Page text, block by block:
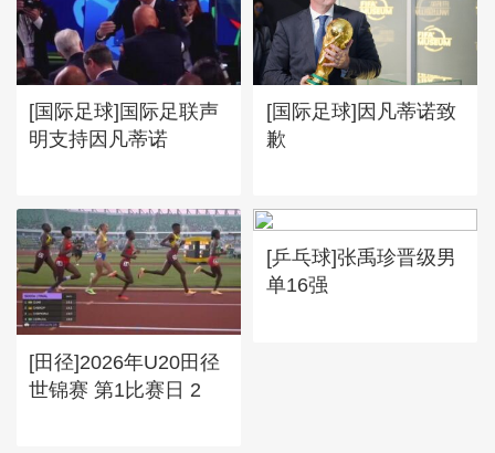
[国际足球]国际足联声
明支持因凡蒂诺
[国际足球]因凡蒂诺致
歉
[田径]2026年U20田径
世锦赛 第1比赛日 2
[乒乓球]张禹珍晋级男
单16强